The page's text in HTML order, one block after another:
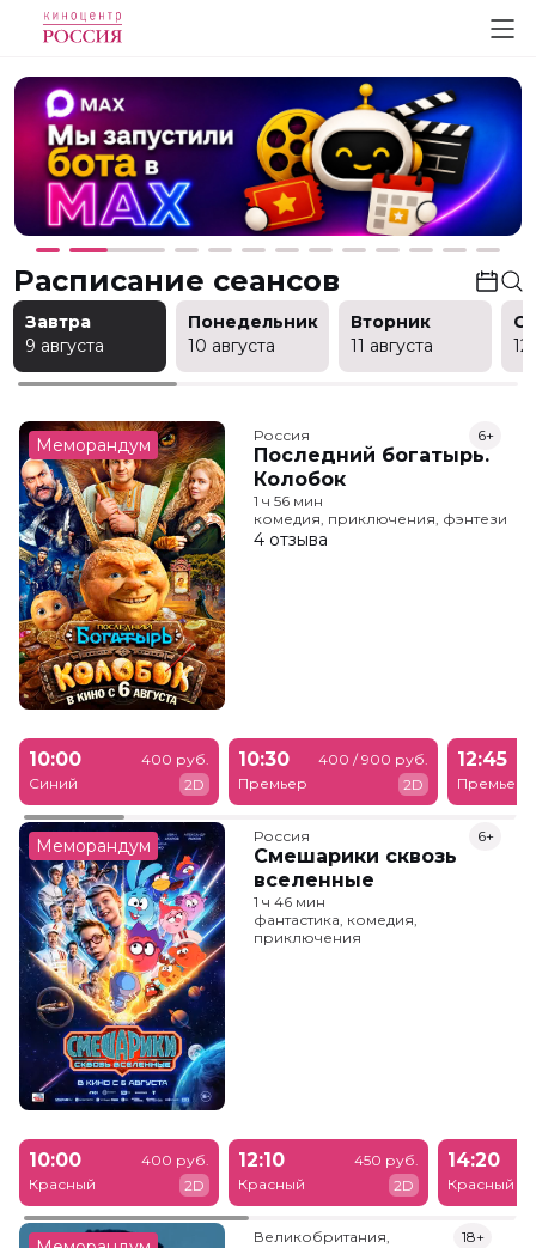
Расписание сеансов
Завтра
9 августа
Понедельник
10 августа
Вторник
11 августа
12
Меморандум Россия
Последний богатырь.
Колобок
6+
1 ч 56 мин
комедия, приключения, фэнтези
4 отзыва
10:00
Синий
400 руб.
2D
10:30
Премьер
400 / 900 руб.
2D
12:45
Премьер
Меморандум Россия
Смешарики сквозь
вселенные
6+
1 ч 46 мин
фантастика, комедия,
приключения
10:00
Красный
400 руб.
2D
12:10
Красный
450 руб.
2D
14:20
Красный
Великобритания,
18+